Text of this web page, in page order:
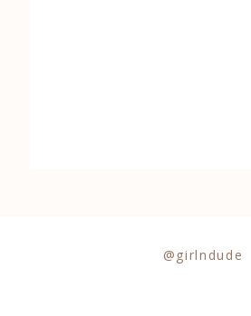
@girlndude